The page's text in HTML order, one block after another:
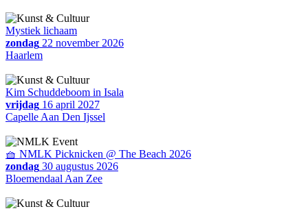
Mystiek lichaam
zondag 22 november 2026
Haarlem
Kim Schuddeboom in Isala
vrijdag 16 april 2027
Capelle Aan Den Ijssel
🧺 NMLK Picknicken @ The Beach 2026
zondag 30 augustus 2026
Bloemendaal Aan Zee